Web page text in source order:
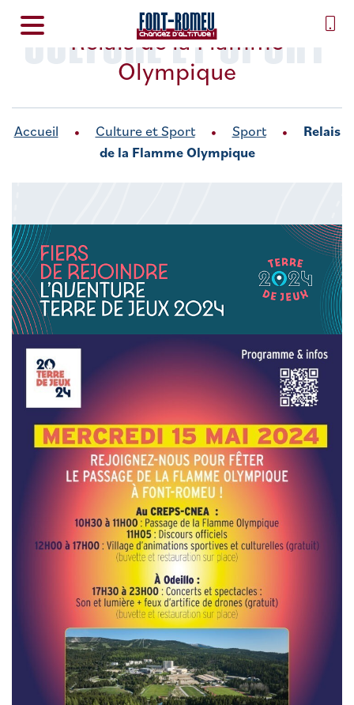
CULTURE ET SPORT
Relais de la Flamme
Olympique
Accueil Culture et Sport Sport
Relais
de la Flamme Olympique